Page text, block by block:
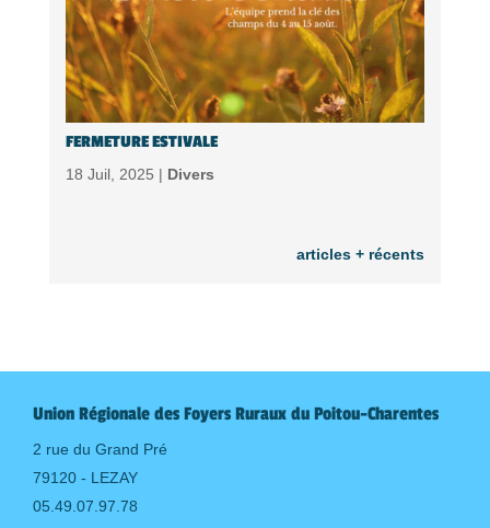
FERMETURE ESTIVALE
18 Juil, 2025 | Divers
articles + récents
Union Régionale des Foyers Ruraux du Poitou-Charentes
2 rue du Grand Pré
79120 - LEZAY
05.49.07.97.78